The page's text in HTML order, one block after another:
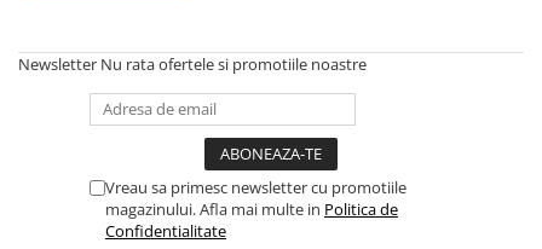
Newsletter Nu rata ofertele si promotiile noastre
Vreau sa primesc newsletter cu promotiile
magazinului. Afla mai multe in Politica de
Confidentialitate